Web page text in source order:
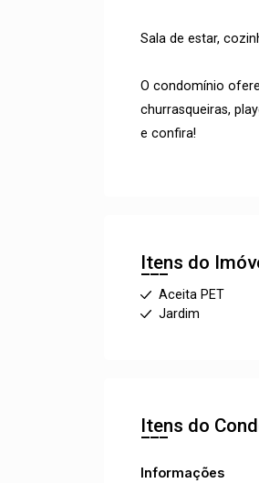
Sala de estar,
O condomínio
churrasqueiras,
e confira!
Itens do
Aceita PET
Jardim
Itens do
Informações